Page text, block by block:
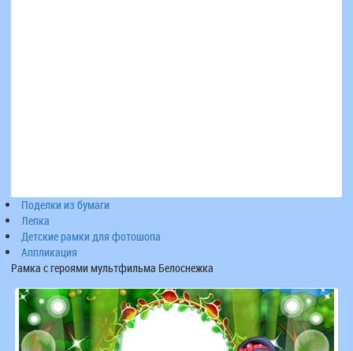
Поделки из бумаги
Лепка
Детские рамки для фотошопа
Аппликация
Рамка с героями мультфильма Белоснежка